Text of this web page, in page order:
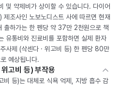
및 약제비가 상이할 수 있습니다. 다이어
제조사인 노보노디스트 사에 따르면 현재
출하가는 한 펜당 약 37만 2천원으로 책
유통비와 진료비를 포함하면 실제 환자
사제 (삭센다 · 위고비 등) 한 펜당 80만
예상됩니다.
고비 등) 부작용
비 등)는 대체로 식욕 억제, 지방 흡수 감